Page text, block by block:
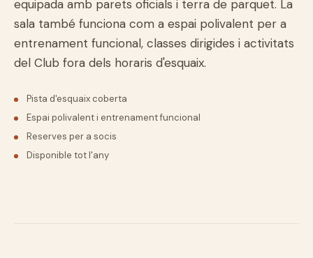
equipada amb parets oficials i terra de parquet. La
sala també funciona com a espai polivalent per a
entrenament funcional, classes dirigides i activitats
del Club fora dels horaris d'esquaix.
Pista d'esquaix coberta
Espai polivalent i entrenament funcional
Reserves per a socis
Disponible tot l'any